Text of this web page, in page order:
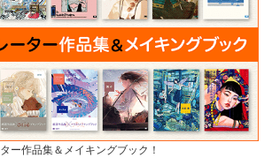
ー作品集＆メイキングブック！